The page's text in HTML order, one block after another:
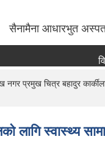
सैनामैना आधारभुत
प्रमुख चित्र बहादुर
स्वास्थ्य